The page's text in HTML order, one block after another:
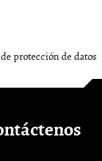
protección de datos